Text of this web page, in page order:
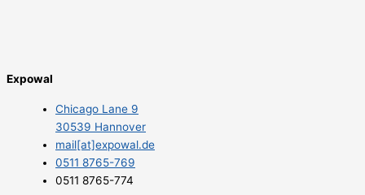
Expowal
Chicago Lane 9
30539 Hannover
mail[at]expowal.de
0511 8765-769
0511 8765-774